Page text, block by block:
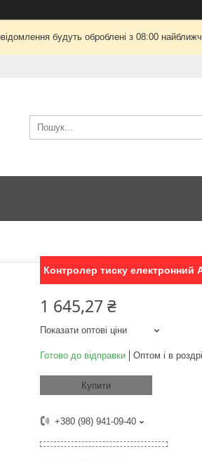
будуть оброблені з 08:00
Контролер тиску електронний
1 645,27 ₴
Показати оптові ціни
Готово до відправки Оптом і в
Купити
+380 (98) 941-09-40